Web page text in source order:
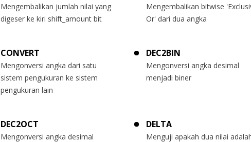
Mengembalikan jumlah nilai yang
digeser ke kiri shift_amount bit
Mengembalikan bitwise
Or' dari dua angka
CONVERT
Mengonversi angka dari satu
sistem pengukuran ke sistem
pengukuran lain
DEC2BIN
Mengonversi angka desimal
menjadi biner
DEC2OCT
Mengonversi angka desimal
DELTA
Menguji apakah dua nilai